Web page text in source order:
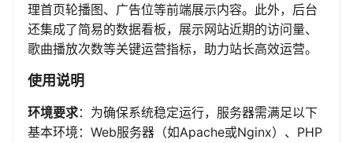
理首页轮播图、广告位等前端展示内容。此外，后台
还集成了简易的数据看板，展示网站近期的访问量、
歌曲播放次数等关键运营指标，助力站长高效运营。
使用说明
环境要求：为确保系统稳定运行，服务器需满足以下
基本环境：Web服务器（如Apache或Nginx）、PHP